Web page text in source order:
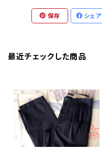
保存 シェア
最近チェックした商品